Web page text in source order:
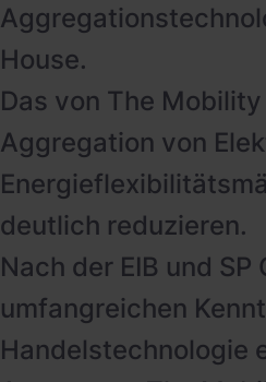
House.
Das von The
Aggregation von
deutlich reduzieren.
Nach der EIB und
umfangreichen
Handelstechnologie